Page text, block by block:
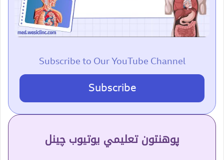
Subscribe to Our YouTube Channel
Subscribe
پوهنتون تعلیمي یوتیوب چینل